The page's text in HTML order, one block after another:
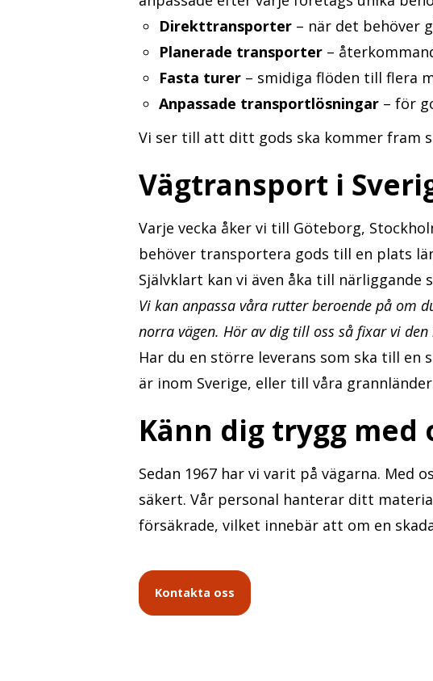
Direkttransporter – när det behöver
Planerade transporter –
Fasta turer – smidiga flöden till flera
Anpassade transportlösningar – för
Vi ser till att ditt gods ska kommer fram
Vägtransport i
Varje vecka åker vi till Göteborg,
behöver transportera gods till en plats
Självklart kan vi även åka till
Vi kan anpassa våra rutter beroende på om
norra vägen. Hör av dig till oss så fixar vi
Har du en större leverans som ska till
är inom Sverige, eller till våra
Känn dig trygg med
Sedan 1967 har vi varit på vägarna.
säkert. Vår personal hanterar ditt
försäkrade, vilket innebär att om en
Kontakta oss